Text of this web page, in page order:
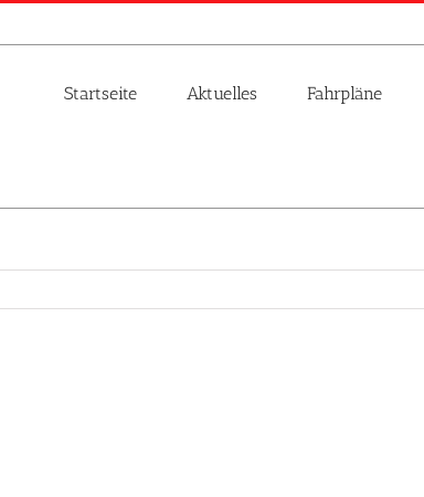
Startseite Aktuelles Fahrpläne